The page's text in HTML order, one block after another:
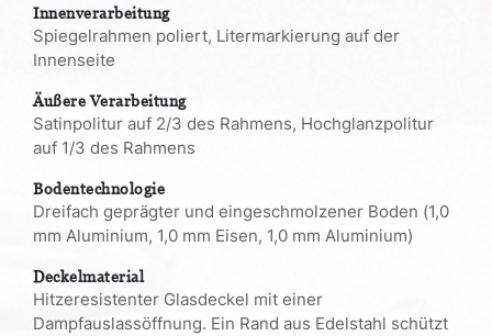
Innenverarbeitung
Spiegelrahmen poliert, Litermarkierung auf der
Innenseite
Äußere Verarbeitung
Satinpolitur auf 2/3 des Rahmens, Hochglanzpolitur
auf 1/3 des Rahmens
Bodentechnologie
Dreifach geprägter und eingeschmolzener Boden (1,0
mm Aluminium, 1,0 mm Eisen, 1,0 mm Aluminium)
Deckelmaterial
Hitzeresistenter Glasdeckel mit einer
Dampfauslassöffnung. Ein Rand aus Edelstahl schützt